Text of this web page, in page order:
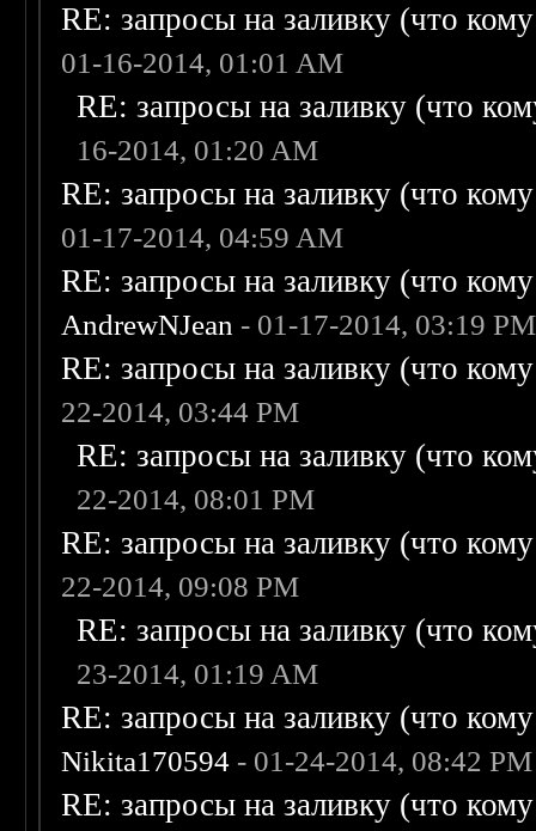
RE: запросы на заливку (что
01-16-2014, 01:01 AM
RE: запросы на заливку (что
16-2014, 01:20 AM
RE: запросы на заливку (что
01-17-2014, 04:59 AM
RE: запросы на заливку (что
AndrewNJean - 01-17-2014, 03:19 PM
RE: запросы на заливку (что
22-2014, 03:44 PM
RE: запросы на заливку (что
22-2014, 08:01 PM
RE: запросы на заливку (что
22-2014, 09:08 PM
RE: запросы на заливку (что
23-2014, 01:19 AM
RE: запросы на заливку (что
Nikita170594 - 01-24-2014, 08:42 PM
RE: запросы на заливку (что